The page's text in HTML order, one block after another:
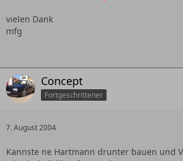
vielen Dank
mfg
Concept
Fortgeschrittener
7. August 2004
Kannste ne Hartmann drunter bauen und